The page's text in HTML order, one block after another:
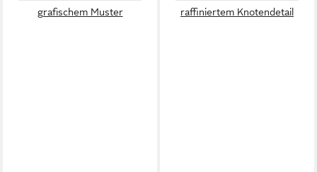
grafischem Muster
raffiniertem Knotendetail